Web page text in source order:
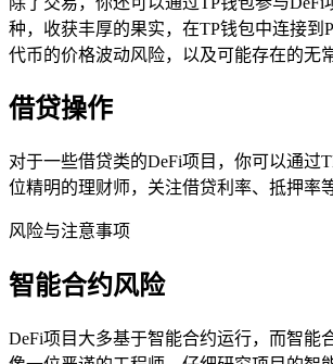
种，收获丰厚的果实，在TP钱包中连接到
代币的价格波动风险，以及可能存在的无
借贷操作
对于一些借贷类的DeFi项目，你可以通过
位精明的理财师，关注借贷利率、抵押率
风险与注意事项
智能合约风险
DeFi项目大多基于智能合约运行，而智能